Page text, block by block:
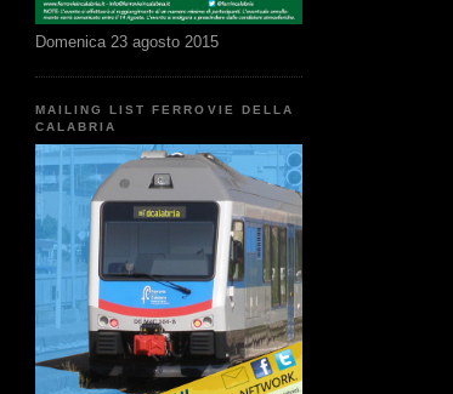
Domenica 23 agosto 2015
MAILING LIST FERROVIE DELLA
CALABRIA